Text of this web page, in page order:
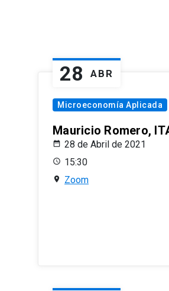
28 ABR
Microeconomía Aplicada
Mauricio Romero,
28 de Abril de 2021
15:30
Zoom